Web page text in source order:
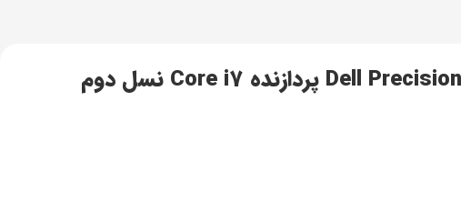
لپ تاپ استوک Dell Precision M4600 پردازنده Core i7 نسل دوم